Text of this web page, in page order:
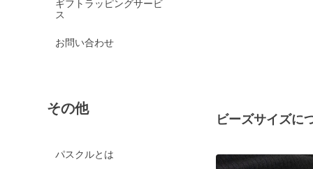
ギフトラッピングサービ
ス
お問い合わせ
その他
パスクルとは
ビーズサイズに